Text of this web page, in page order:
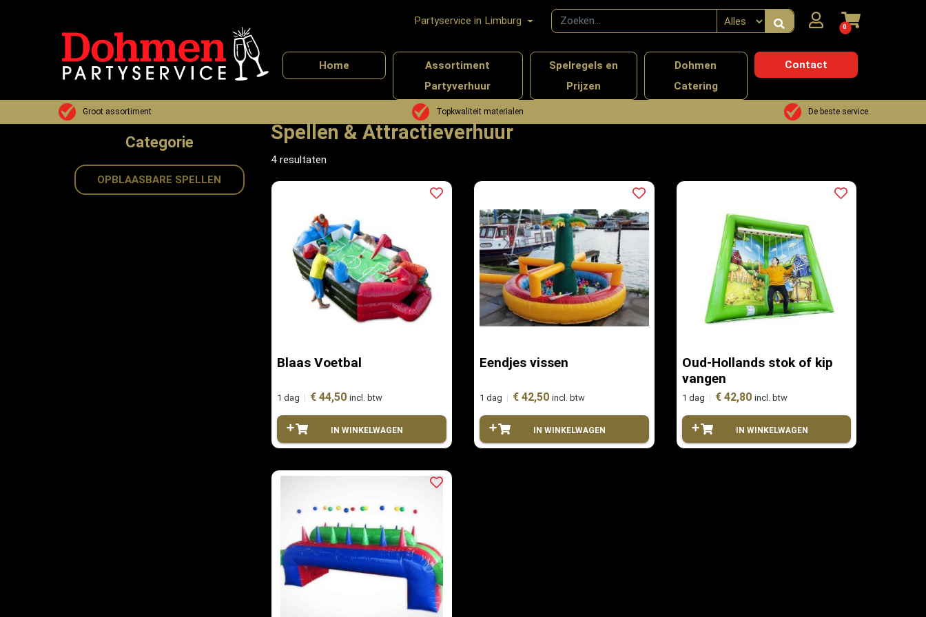
Partyservice in Limburg 0
Home
Assortiment
Partyverhuur
Spelregels en
Prijzen
Dohmen
Catering
Contact
Groot assortiment Topkwaliteit materialen De beste service
Assortiment Partyverhuur Spellen & Attractieverhuur
Categorie
OPBLAASBARE SPELLEN
Spellen & Attractieverhuur
4 resultaten
Blaas Voetbal
1 dag | € 44,50 incl. btw
Eendjes vissen
1 dag | € 42,50 incl. btw
Oud-Hollands stok of kip
vangen
1 dag | € 42,80 incl. btw